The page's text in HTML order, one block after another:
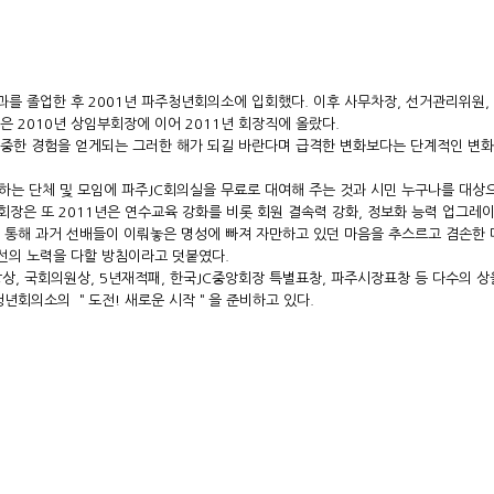
졸업한 후 2001년 파주청년회의소에 입회했다. 이후 사무차장, 선거관리위원,
2010년 상임부회장에 이어 2011년 회장직에 올랐다.
경험을 얻게되는 그러한 해가 되길 바란다며 급격한 변화보다는 단계적인 변화
단체 및 모임에 파주JC회의실을 무료로 대여해 주는 것과 시민 누구나를 대상
은 또 2011년은 연수교육 강화를 비롯 회원 결속력 강화, 정보화 능력 업그레이
해 과거 선배들이 이뤄놓은 명성에 빠져 자만하고 있던 마음을 추스르고 겸손한
노력을 다할 방침이라고 덧붙였다.
국회의원상, 5년재적패, 한국JC중앙회장 특별표창, 파주시장표창 등 다수의 상
회의소의 ＂도전! 새로운 시작＂을 준비하고 있다.